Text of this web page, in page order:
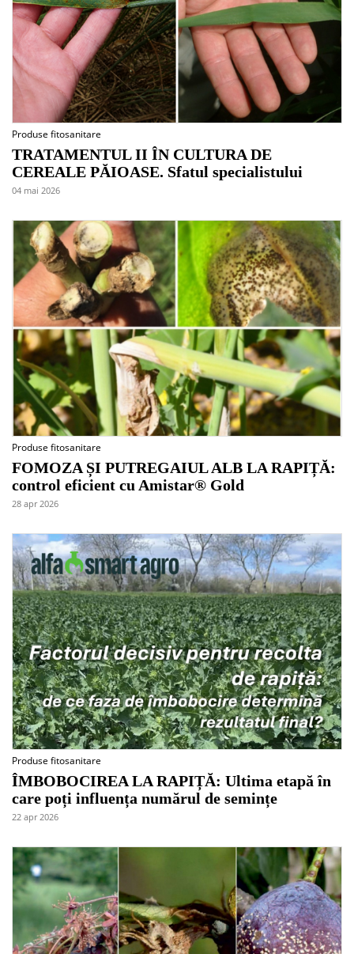
Produse fitosanitare
TRATAMENTUL II ÎN CULTURA DE
CEREALE PĂIOASE. Sfatul specialistului
04 mai 2026
Produse fitosanitare
FOMOZA ȘI PUTREGAIUL ALB LA RAPIȚĂ:
control eficient cu Amistar® Gold
28 apr 2026
Produse fitosanitare
ÎMBOBOCIREA LA RAPIȚĂ: Ultima etapă în
care poți influența numărul de semințe
22 apr 2026